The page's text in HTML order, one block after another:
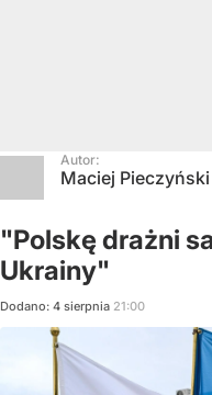
Autor:
Maciej Pieczyński
"Polskę drażni
Ukrainy"
Dodano: 4 sierpnia 21:00